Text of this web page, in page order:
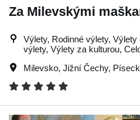
Za Milevskými
Výlety, Rodinné výlety,
výlety, Výlety za kulturou,
Milevsko, Jižní Čechy,